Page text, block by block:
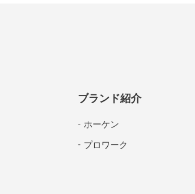
ブランド紹介
ホーケン
プロワーク